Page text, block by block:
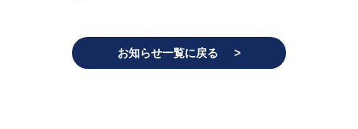
お知らせ一覧に戻る